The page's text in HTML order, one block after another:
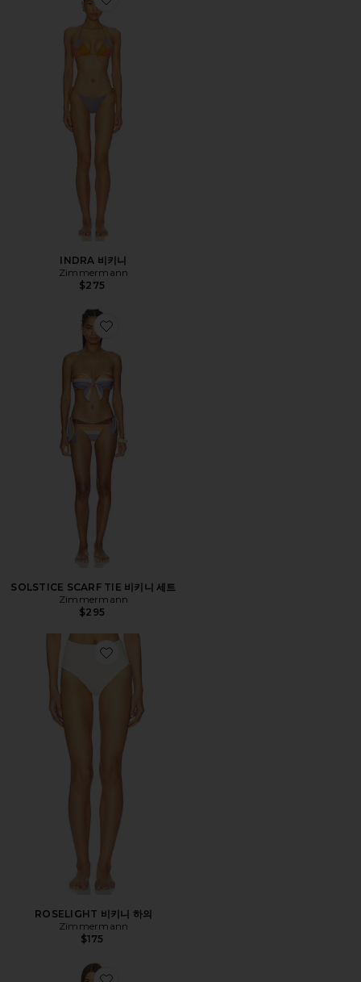
Favorite INDRA 비키니
INDRA 비키니
Zimmermann
$275
Favorite SOLSTICE SCARF TIE 비키니 세트
SOLSTICE SCARF TIE 비키니 세트
Zimmermann
$295
Favorite ROSELIGHT 비키니 하의
ROSELIGHT 비키니 하의
Zimmermann
$175